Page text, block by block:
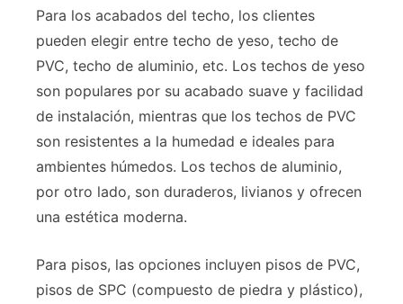
Para los acabados del techo, los clientes
pueden elegir entre techo de yeso, techo de
PVC, techo de aluminio, etc. Los techos de yeso
son populares por su acabado suave y facilidad
de instalación, mientras que los techos de PVC
son resistentes a la humedad e ideales para
ambientes húmedos. Los techos de aluminio,
por otro lado, son duraderos, livianos y ofrecen
una estética moderna.
Para pisos, las opciones incluyen pisos de PVC,
pisos de SPC (compuesto de piedra y plástico),